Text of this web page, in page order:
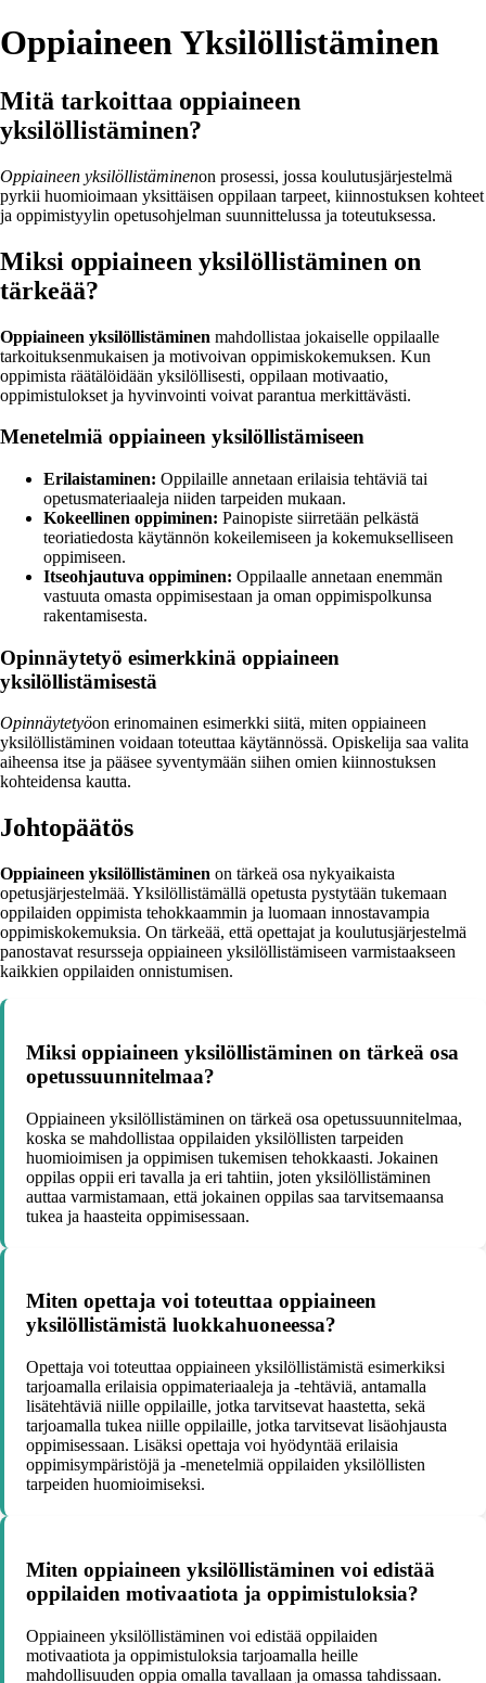
Oppiaineen Yksilöllistäminen
Mitä tarkoittaa oppiaineen
yksilöllistäminen?
Oppiaineen yksilöllistäminenon prosessi, jossa koulutusjärjestelmä
pyrkii huomioimaan yksittäisen oppilaan tarpeet, kiinnostuksen kohteet
ja oppimistyylin opetusohjelman suunnittelussa ja toteutuksessa.
Miksi oppiaineen yksilöllistäminen on
tärkeää?
Oppiaineen yksilöllistäminen mahdollistaa jokaiselle oppilaalle
tarkoituksenmukaisen ja motivoivan oppimiskokemuksen. Kun
oppimista räätälöidään yksilöllisesti, oppilaan motivaatio,
oppimistulokset ja hyvinvointi voivat parantua merkittävästi.
Menetelmiä oppiaineen yksilöllistämiseen
Erilaistaminen: Oppilaille annetaan erilaisia tehtäviä tai
opetusmateriaaleja niiden tarpeiden mukaan.
Kokeellinen oppiminen: Painopiste siirretään pelkästä
teoriatiedosta käytännön kokeilemiseen ja kokemukselliseen
oppimiseen.
Itseohjautuva oppiminen: Oppilaalle annetaan enemmän
vastuuta omasta oppimisestaan ja oman oppimispolkunsa
rakentamisesta.
Opinnäytetyö esimerkkinä oppiaineen
yksilöllistämisestä
Opinnäytetyöon erinomainen esimerkki siitä, miten oppiaineen
yksilöllistäminen voidaan toteuttaa käytännössä. Opiskelija saa valita
aiheensa itse ja pääsee syventymään siihen omien kiinnostuksen
kohteidensa kautta.
Johtopäätös
Oppiaineen yksilöllistäminen on tärkeä osa nykyaikaista
opetusjärjestelmää. Yksilöllistämällä opetusta pystytään tukemaan
oppilaiden oppimista tehokkaammin ja luomaan innostavampia
oppimiskokemuksia. On tärkeää, että opettajat ja koulutusjärjestelmä
panostavat resursseja oppiaineen yksilöllistämiseen varmistaakseen
kaikkien oppilaiden onnistumisen.
Miksi oppiaineen yksilöllistäminen on tärkeä osa
opetussuunnitelmaa?
Oppiaineen yksilöllistäminen on tärkeä osa opetussuunnitelmaa,
koska se mahdollistaa oppilaiden yksilöllisten tarpeiden
huomioimisen ja oppimisen tukemisen tehokkaasti. Jokainen
oppilas oppii eri tavalla ja eri tahtiin, joten yksilöllistäminen
auttaa varmistamaan, että jokainen oppilas saa tarvitsemaansa
tukea ja haasteita oppimisessaan.
Miten opettaja voi toteuttaa oppiaineen
yksilöllistämistä luokkahuoneessa?
Opettaja voi toteuttaa oppiaineen yksilöllistämistä esimerkiksi
tarjoamalla erilaisia oppimateriaaleja ja -tehtäviä, antamalla
lisätehtäviä niille oppilaille, jotka tarvitsevat haastetta, sekä
tarjoamalla tukea niille oppilaille, jotka tarvitsevat lisäohjausta
oppimisessaan. Lisäksi opettaja voi hyödyntää erilaisia
oppimisympäristöjä ja -menetelmiä oppilaiden yksilöllisten
tarpeiden huomioimiseksi.
Miten oppiaineen yksilöllistäminen voi edistää
oppilaiden motivaatiota ja oppimistuloksia?
Oppiaineen yksilöllistäminen voi edistää oppilaiden
motivaatiota ja oppimistuloksia tarjoamalla heille
mahdollisuuden oppia omalla tavallaan ja omassa tahdissaan.